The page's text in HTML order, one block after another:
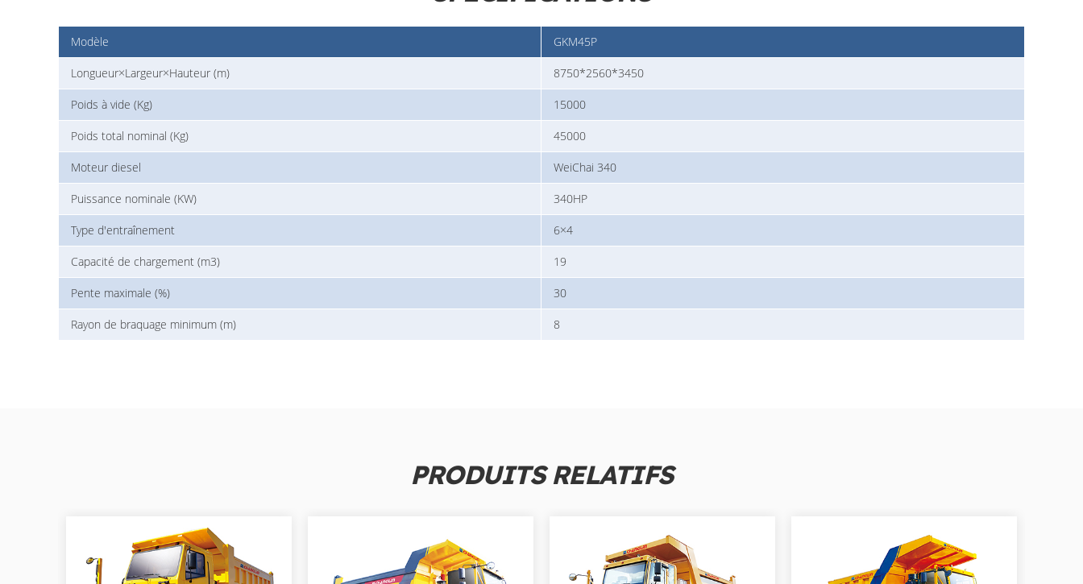
Modèle GKM45P
Longueur×Largeur×Hauteur (m) 8750*2560*3450
Poids à vide (Kg) 15000
Poids total nominal (Kg) 45000
Moteur diesel WeiChai 340
Puissance nominale (KW) 340HP
Type d'entraînement 6×4
Capacité de chargement (m3) 19
Pente maximale (%) 30
Rayon de braquage minimum (m) 8
PRODUITS RELATIFS